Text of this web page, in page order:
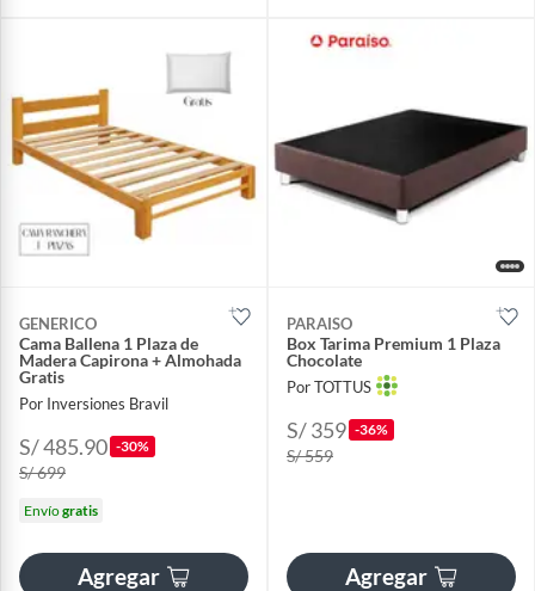
GENERICO
Cama Ballena 1 Plaza de
Madera Capirona + Almohada
Gratis
Por Inversiones Bravil
S/ 485.90 -30%
S/ 699
Envíogratis
Agregar
PARAISO
Box Tarima Premium 1 Plaza
Chocolate
Por TOTTUS
S/ 359 -36%
S/ 559
Agregar